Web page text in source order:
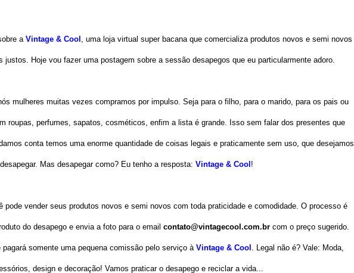
aVintage & Cool , uma loja virtual super bacana que comercializa produtos novos e semi novos
justos. Hoje vou fazer uma postagem sobre a sessão desapegos que eu particularmente adoro.
mulheres muitas vezes compramos por impulso. Seja para o filho, para o marido, para os pais ou
roupas, perfumes, sapatos, cosméticos, enfim a lista é grande. Isso sem falar dos presentes que
conta temos uma enorme quantidade de coisas legais e praticamente sem uso, que desejamos
desapegar. Mas desapegar como? Eu tenho a resposta: Vintage & Cool !
pode vender seus produtos novos e semi novos com toda praticidade e comodidade. O processo é
do desapego e envia a foto para o email contato@vintagecool.com.brcom o preço sugerido.
pagará somente uma pequena comissão pelo serviço à Vintage & Cool . Legal não é? Vale: Moda,
design e decoração! Vamos praticar o desapego e reciclar a vida...